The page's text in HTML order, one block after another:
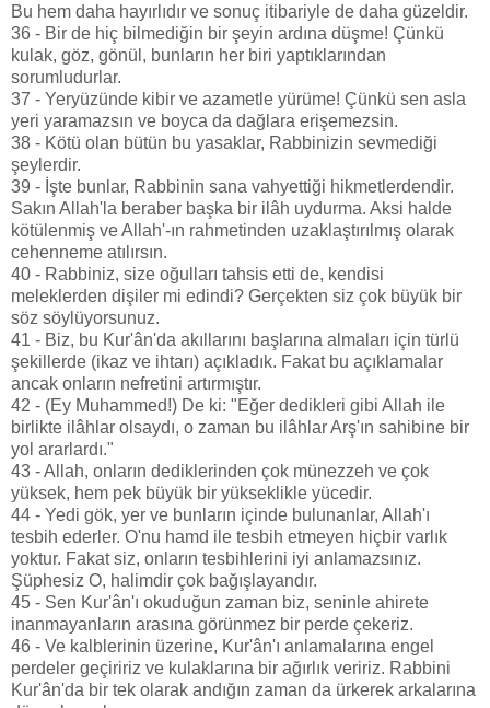
Bu hem daha hayırlıdır ve sonuç itibariyle de daha güzeldir.
36 - Bir de hiç bilmediğin bir şeyin ardına düşme! Çünkü
kulak, göz, gönül, bunların her biri yaptıklarından
sorumludurlar.
37 - Yeryüzünde kibir ve azametle yürüme! Çünkü sen asla
yeri yaramazsın ve boyca da dağlara erişemezsin.
38 - Kötü olan bütün bu yasaklar, Rabbinizin sevmediği
şeylerdir.
39 - İşte bunlar, Rabbinin sana vahyettiği hikmetlerdendir.
Sakın Allah'la beraber başka bir ilâh uydurma. Aksi halde
kötülenmiş ve Allah'-ın rahmetinden uzaklaştırılmış olarak
cehenneme atılırsın.
40 - Rabbiniz, size oğulları tahsis etti de, kendisi
meleklerden dişiler mi edindi? Gerçekten siz çok büyük bir
söz söylüyorsunuz.
41 - Biz, bu Kur'ân'da akıllarını başlarına almaları için türlü
şekillerde (ikaz ve ihtarı) açıkladık. Fakat bu açıklamalar
ancak onların nefretini artırmıştır.
42 - (Ey Muhammed!) De ki: "Eğer dedikleri gibi Allah ile
birlikte ilâhlar olsaydı, o zaman bu ilâhlar Arş'ın sahibine bir
yol ararlardı."
43 - Allah, onların dediklerinden çok münezzeh ve çok
yüksek, hem pek büyük bir yükseklikle yücedir.
44 - Yedi gök, yer ve bunların içinde bulunanlar, Allah'ı
tesbih ederler. O'nu hamd ile tesbih etmeyen hiçbir varlık
yoktur. Fakat siz, onların tesbihlerini iyi anlamazsınız.
Şüphesiz O, halimdir çok bağışlayandır.
45 - Sen Kur'ân'ı okuduğun zaman biz, seninle ahirete
inanmayanların arasına görünmez bir perde çekeriz.
46 - Ve kalblerinin üzerine, Kur'ân'ı anlamalarına engel
perdeler geçiririz ve kulaklarına bir ağırlık veririz. Rabbini
Kur'ân'da bir tek olarak andığın zaman da ürkerek arkalarına